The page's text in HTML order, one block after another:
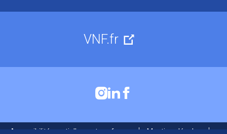
VNF.fr
Accessibilité : partiellement conforme Mentions légales